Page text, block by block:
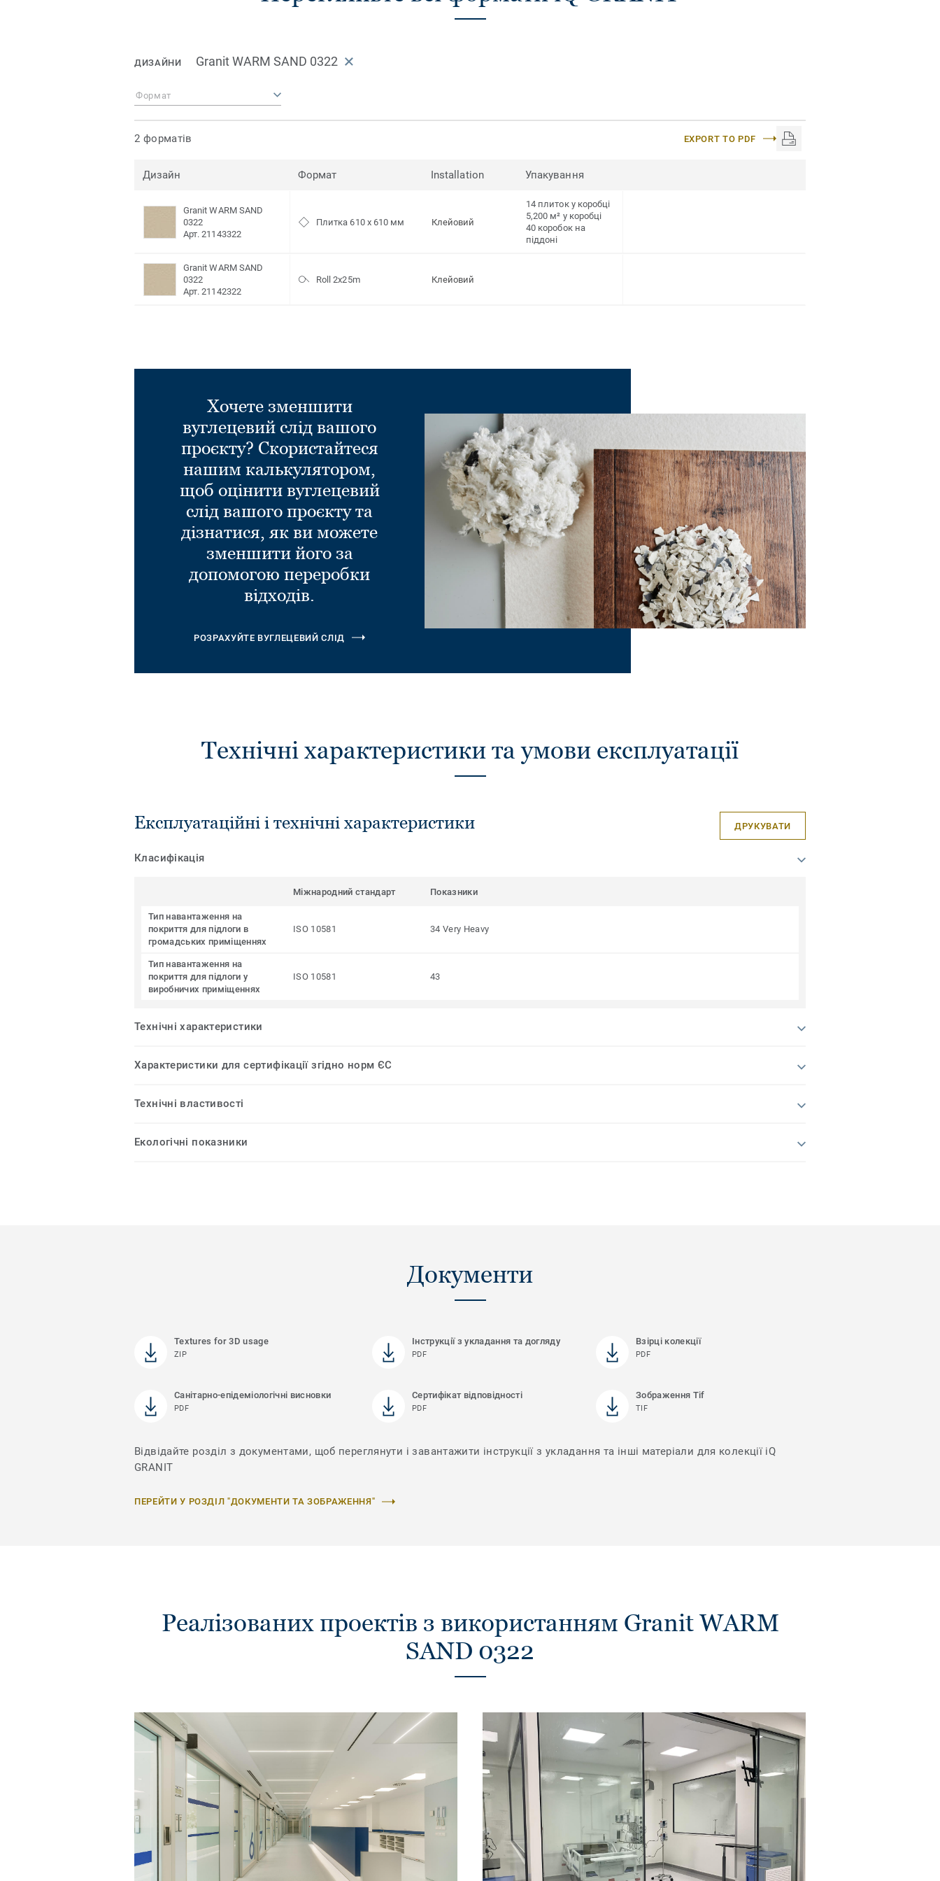
ДИЗАЙНИ Granit WARM SAND 0322
Формат
2 форматів EXPORT TO PDF
Дизайн Формат Installation Упакування
Granit WARM SAND
0322
Арт. 21143322
Плитка 610 x 610 мм Клейовий
14 плиток у коробці
5,200 м² у коробці
40 коробок на
піддоні
Granit WARM SAND
0322
Арт. 21142322
Roll 2x25m Клейовий
Хочете зменшити
вуглецевий слід вашого
проєкту? Скористайтеся
нашим калькулятором,
щоб оцінити вуглецевий
слід вашого проєкту та
дізнатися, як ви можете
зменшити його за
допомогою переробки
відходів.
РОЗРАХУЙТЕ ВУГЛЕЦЕВИЙ СЛІД
Технічні характеристики та умови експлуатації
Експлуатаційні і технічні характеристики ДРУКУВАТИ
Класифікація
Міжнародний стандарт Показники
Тип навантаження на
покриття для підлоги в
громадських приміщеннях
ISO 10581 34 Very Heavy
Тип навантаження на
покриття для підлоги у
виробничих приміщеннях
ISO 10581 43
Технічні характеристики
Характеристики для сертифікації згідно норм ЄС
Технічні властивості
Екологічні показники
Документи
Textures for 3D usage
ZIP
Інструкції з укладання та догляду
PDF
Взірці колекції
PDF
Санітарно-епідеміологічні висновки
PDF
Сертифікат відповідності
PDF
Зображення Tif
TIF
Відвідайте розділ з документами, щоб переглянути і завантажити інструкції з укладання та інші матеріали для колекції iQ
GRANIT
ПЕРЕЙТИ У РОЗДІЛ "ДОКУМЕНТИ ТА ЗОБРАЖЕННЯ"
Реалізованих проектів з використанням Granit WARM
SAND 0322